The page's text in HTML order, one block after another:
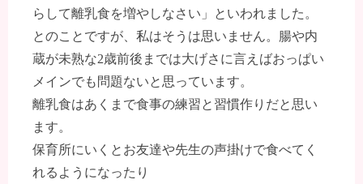
らして離乳食を増やしなさい」といわれました。
とのことですが、私はそうは思いません。腸や内
蔵が未熟な2歳前後までは大げさに言えばおっぱい
メインでも問題ないと思っています。
離乳食はあくまで食事の練習と習慣作りだと思い
ます。
保育所にいくとお友達や先生の声掛けで食べてく
れるようになったり